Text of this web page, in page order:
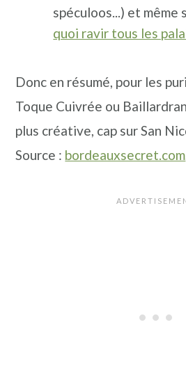
spéculoos...) et même
quoi ravir tous les
Donc en résumé, pour les
Toque Cuivrée ou
plus créative, cap sur San
Source : bordeauxsecret.com